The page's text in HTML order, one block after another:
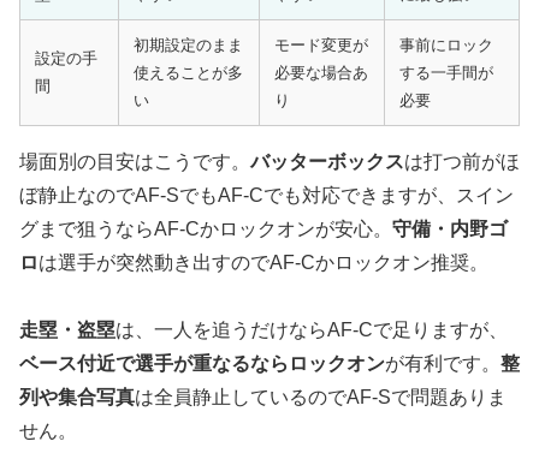
設定の手
間
初期設定のまま
使えることが多
い
モード変更が
必要な場合あ
り
事前にロック
する一手間が
必要
場面別の目安はこうです。バッターボックスは打つ前がほ
ぼ静止なのでAF-SでもAF-Cでも対応できますが、スイン
グまで狙うならAF-Cかロックオンが安心。 守備・内野ゴ
ロは選手が突然動き出すのでAF-Cかロックオン推奨。
走塁・盗塁は、一人を追うだけならAF-Cで足りますが、
ベース付近で選手が重なるならロックオンが有利です。 整
列や集合写真は全員静止しているのでAF-Sで問題ありま
せん。